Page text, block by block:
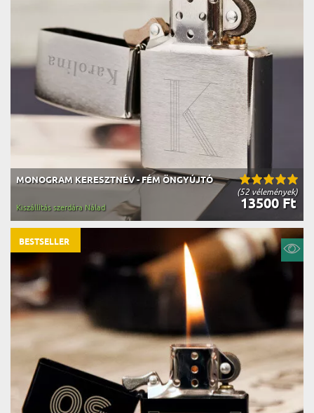
(52 vélemények)
MONOGRAM KERESZTNÉV - FÉM ÖNGYÚJTÓ
13500 Ft
Kiszállítás szerdára Nálad
BESTSELLER